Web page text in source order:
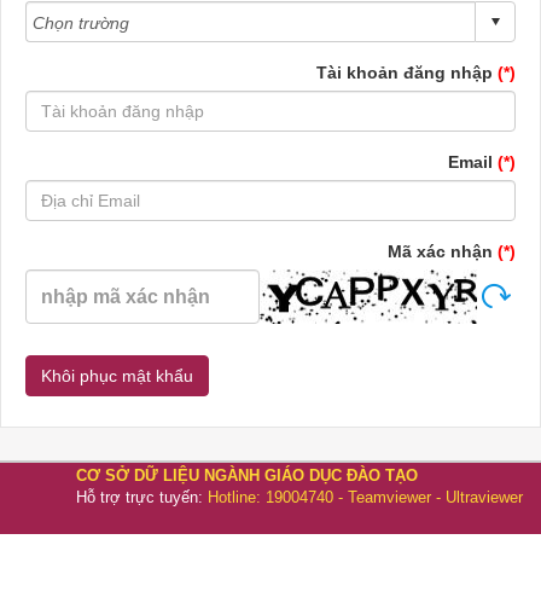
Tài khoản đăng nhập (*)
Email (*)
Mã xác nhận (*)
CƠ SỞ DỮ LIỆU NGÀNH GIÁO DỤC ĐÀO TẠO
Hỗ trợ trực tuyến: Hotline: 19004740 - Teamviewer - Ultraviewer